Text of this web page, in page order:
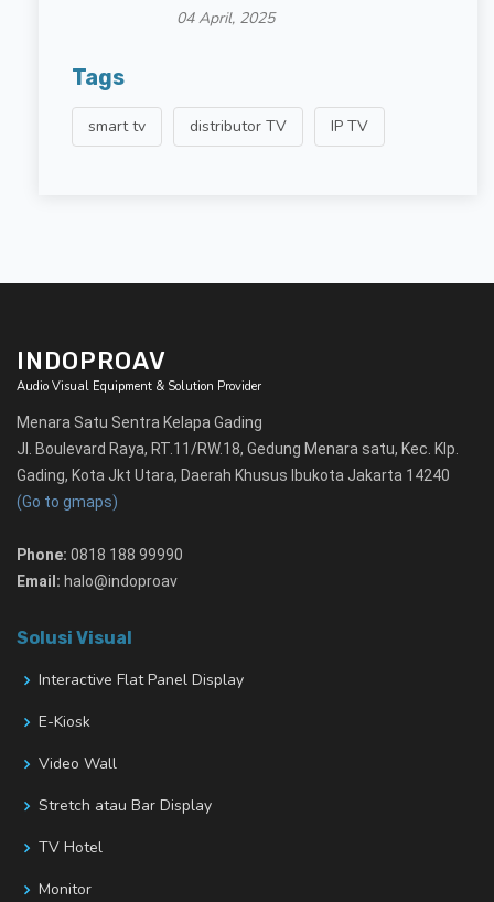
04 April, 2025
Tags
smart tv distributor TV IP TV
INDOPROAV
Audio Visual Equipment & Solution Provider
Menara Satu Sentra Kelapa Gading
Jl. Boulevard Raya, RT.11/RW.18, Gedung Menara satu, Kec. Klp.
Gading, Kota Jkt Utara, Daerah Khusus Ibukota Jakarta 14240
(Go to gmaps)
Phone: 0818 188 99990
Email: halo@indoproav
Solusi Visual
Interactive Flat Panel Display
E-Kiosk
Video Wall
Stretch atau Bar Display
TV Hotel
Monitor